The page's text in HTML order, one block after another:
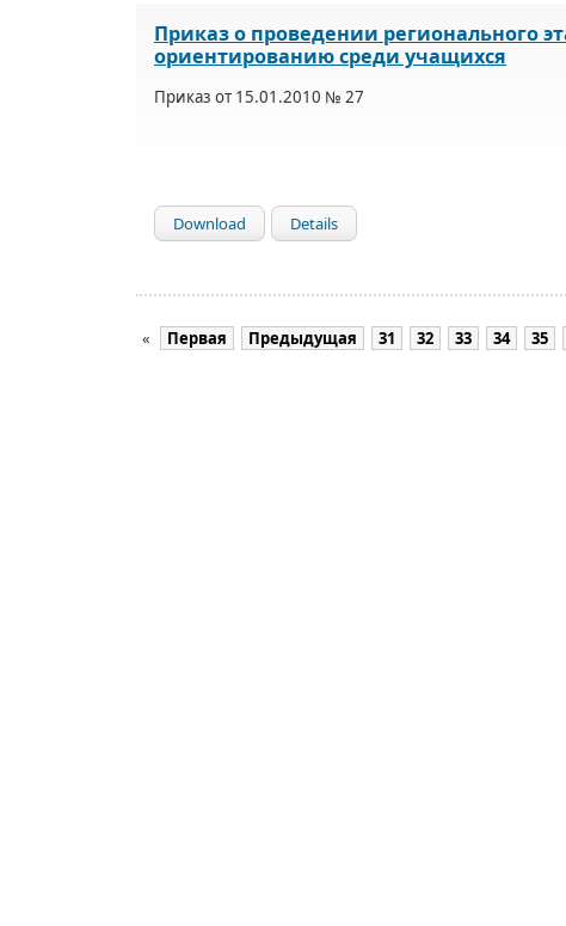
Приказ о проведении регионального
ориентированию среди учащихся
Приказ от 15.01.2010 № 27
Download Details
« Первая Предыдущая 31 32 33 34 35